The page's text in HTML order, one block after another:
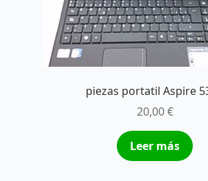
piezas portatil Aspire
20,00€
Leer más